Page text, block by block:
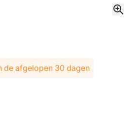
van de gekozen opties
de afgelopen 30 dagen